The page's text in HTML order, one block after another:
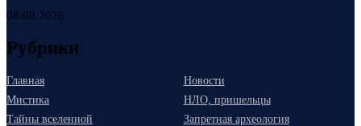
08.08.2026
Рубрики
Главная
Новости
Мистика
НЛО, пришельцы
Тайны вселенной
Запретная археология